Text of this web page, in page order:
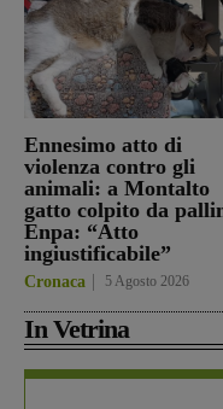
Ennesimo atto di
violenza contro gli
animali: a Montalto
gatto colpito da
Enpa: “Atto
ingiustificabile”
Cronaca 5 Agosto 2026
In Vetrina